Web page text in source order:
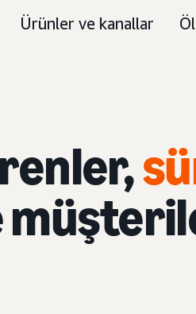
Ürünler ve kanallar